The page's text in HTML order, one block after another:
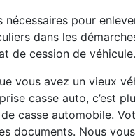
pour
dans les
de cession de véhicule.
vous avez un vieux
casse auto, c’est
casse automobile.
documents. Nous